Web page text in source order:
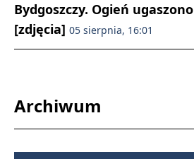
Bydgoszczy. Ogień
[zdjęcia] 05 sierpnia, 16:01
Archiwum